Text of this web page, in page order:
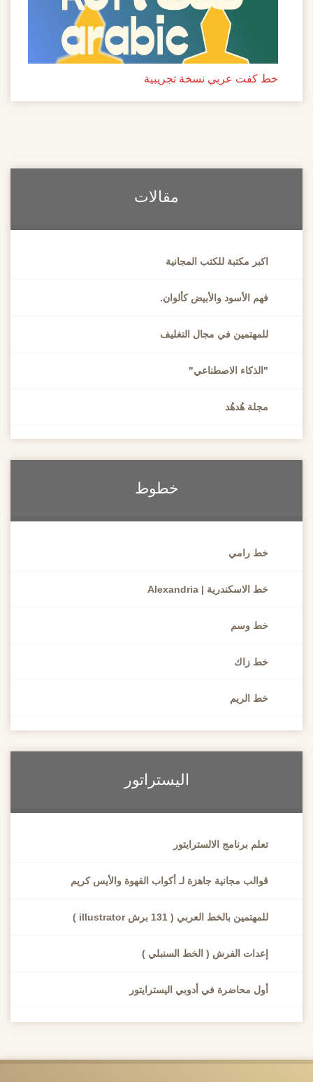
خط كفت عربي نسخة تجريبية
مقالات
اكبر مكتبة للكتب المجانية
فهم الأسود والأبيض كألوان.
للمهتمين في مجال التغليف
"الذكاء الاصطناعي"
مجلة هُدهُد
خطوط
خط رامي
خط الاسكندرية | Alexandria
خط وسم
خط زاك
خط الريم
اليستراتور
تعلم برنامج الالسترايتور
قوالب مجانية جاهزة لـ أكواب القهوة والأيس كريم
للمهتمين بالخط العربي ( 131 برش illustrator )
إعدات الفرش ( الخط السنبلي )
أول محاضرة في أدوبي اليسترايتور